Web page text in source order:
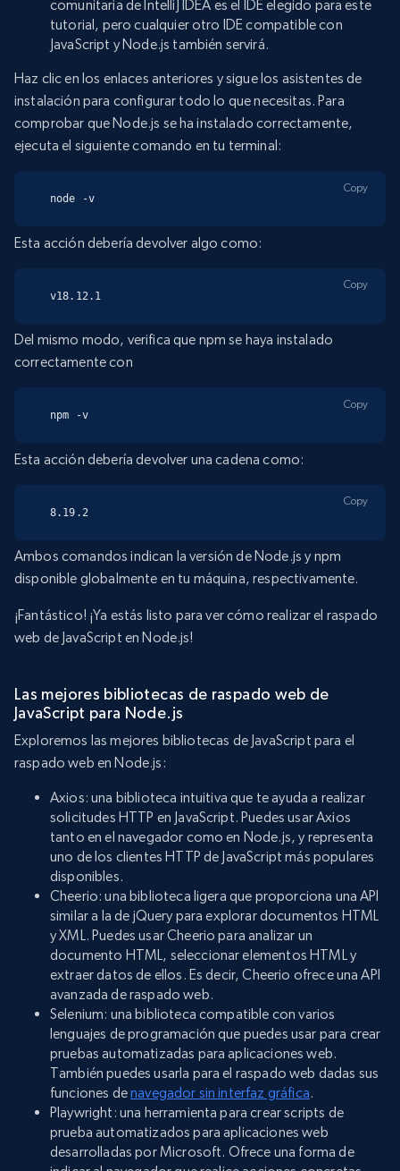
comunitaria de IntelliJ IDEA es el IDE elegido para este
tutorial, pero cualquier otro IDE compatible con
JavaScript y Node.js también servirá.
Haz clic en los enlaces anteriores y sigue los asistentes de
instalación para configurar todo lo que necesitas. Para
comprobar que Node.js se ha instalado correctamente,
ejecuta el siguiente comando en tu terminal:
node -v
Copy
Esta acción debería devolver algo como:
v18.12.1
Copy
Del mismo modo, verifica que npm se haya instalado
correctamente con
npm -v
Copy
Esta acción debería devolver una cadena como:
8.19.2
Copy
Ambos comandos indican la versión de Node.js y npm
disponible globalmente en tu máquina, respectivamente.
¡Fantástico! ¡Ya estás listo para ver cómo realizar el raspado
web de JavaScript en Node.js!
Las mejores bibliotecas de raspado web de
JavaScript para Node.js
Exploremos las mejores bibliotecas de JavaScript para el
raspado web en Node.js:
Axios: una biblioteca intuitiva que te ayuda a realizar
solicitudes HTTP en JavaScript. Puedes usar Axios
tanto en el navegador como en Node.js, y representa
uno de los clientes HTTP de JavaScript más populares
disponibles.
Cheerio: una biblioteca ligera que proporciona una API
similar a la de jQuery para explorar documentos HTML
y XML. Puedes usar Cheerio para analizar un
documento HTML, seleccionar elementos HTML y
extraer datos de ellos. Es decir, Cheerio ofrece una API
avanzada de raspado web.
Selenium: una biblioteca compatible con varios
lenguajes de programación que puedes usar para crear
pruebas automatizadas para aplicaciones web.
También puedes usarla para el raspado web dadas sus
funciones denavegador sin interfaz gráfica.
Playwright: una herramienta para crear scripts de
prueba automatizados para aplicaciones web
desarrolladas por Microsoft. Ofrece una forma de